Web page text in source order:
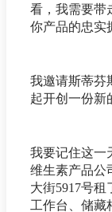
看，我需要带
你产品的忠实
我邀请斯蒂芬
起开创一份新
我要记住这一
维生素产品公
大街5917号
工作台、储藏